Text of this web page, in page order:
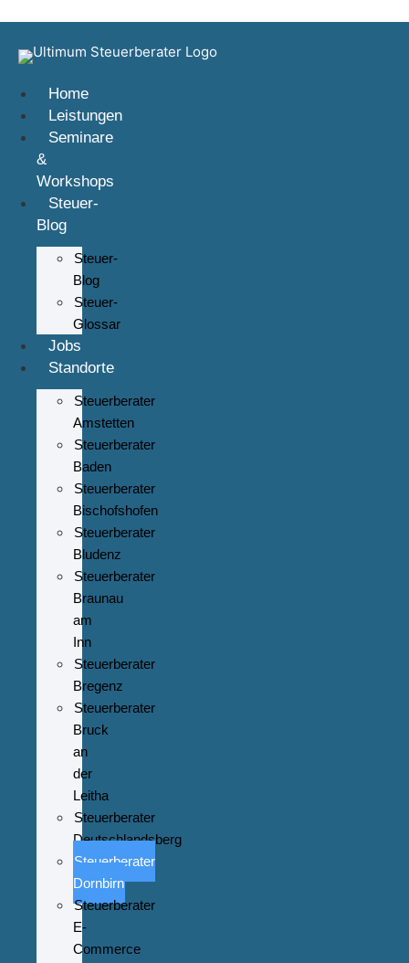
Home
Leistungen
Seminare
&
Workshops
Steuer-
Blog
Steuer-
Blog
Steuer-
Glossar
Jobs
Standorte
Steuerberater
Amstetten
Steuerberater
Baden
Steuerberater
Bischofshofen
Steuerberater
Bludenz
Steuerberater
Braunau
am
Inn
Steuerberater
Bregenz
Steuerberater
Bruck
an
der
Leitha
Steuerberater
Deutschlandsberg
Steuerberater
Dornbirn
Steuerberater
E-
Commerce